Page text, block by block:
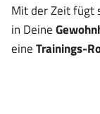
Mit der Zeit fügt
in Deine
eineTrainings-